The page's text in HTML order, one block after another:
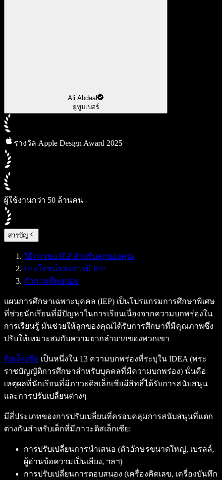
Ali Abdaal
ยูทูบเบอร์
รางวัล Apple Design Award 2025
ผู้ใช้งานกว่า 50 ล้านคน
สารบัญ
วิธีการขอ IEP สำหรับลูกของคุณ
ประโยชน์ของการมี IEP
คำถามที่พบบ่อย
แผนการศึกษาเฉพาะบุคคล (IEP) เป็นโปรแกรมการศึกษาพิเศษ
ที่ช่วยนักเรียนที่มีปัญหาในการเรียนเนื่องจากความบกพร่องใน
การเรียนรู้ มันช่วยให้ลูกของคุณได้รับการศึกษาที่มีคุณภาพซึ่ง
ปรับให้เหมาะสมกับความยากลำบากของพวกเขา
ดิสเล็กเซีย เป็นหนึ่งใน 13 ความบกพร่องที่ระบุใน IDEA (พระ
ราชบัญญัติการศึกษาสำหรับบุคคลที่มีความบกพร่อง) นั่นคือ
เหตุผลที่นักเรียนที่มีภาวะดิสเล็กเซียมีสิทธิ์ได้รับการสนับสนุน
และการปรับเปลี่ยนต่างๆ
มีสี่ประเภทของการปรับเปลี่ยนที่ครอบคลุมการสนับสนุนที่แตก
ต่างกันสำหรับเด็กที่มีภาวะดิสเล็กเซีย:
การปรับเปลี่ยนการนำเสนอ (ตัวอักษรขนาดใหญ่, เบรลล์,
ผู้อ่านข้อความเป็นเสียง, ฯลฯ)
การปรับเปลี่ยนการตอบสนอง (เครื่องคิดเลข, เครื่องบันทึก